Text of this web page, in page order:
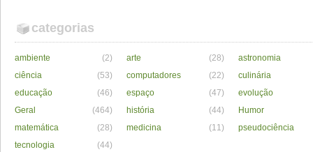
categorias
ambiente (2) arte (28)
astronomia
ciência
(53) computadores (22)
culinária
educação
(46) espaço (47)
evolução
Geral
(464) história (44)
Humor
matemática
(28) medicina (11)
pseudociência
tecnologia
(44)